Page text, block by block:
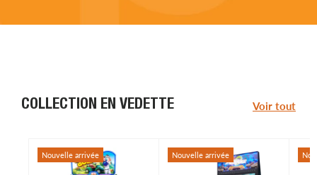
COLLECTION EN VEDETTE Voir tout
Nouvelle arrivée Nouvelle arrivée